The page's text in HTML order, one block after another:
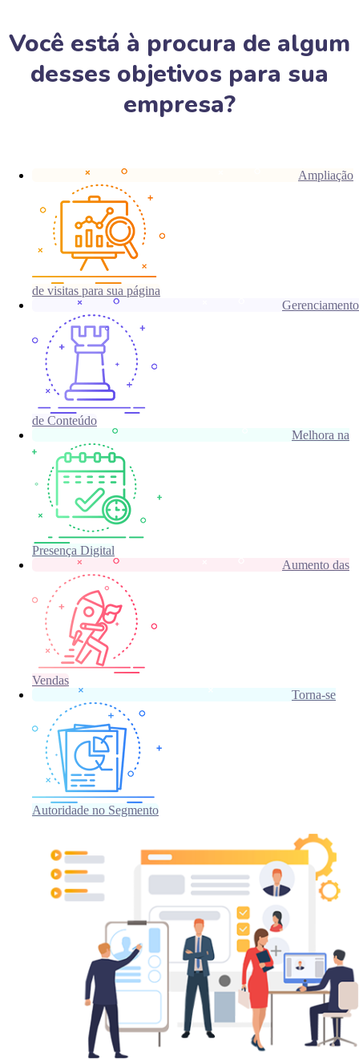
Você está à procura de algum
desses objetivos para sua
empresa?
Ampliação
de visitas para sua página
Gerenciamento
de Conteúdo
Melhora na
Presença Digital
Aumento das
Vendas
Torna-se
Autoridade no Segmento